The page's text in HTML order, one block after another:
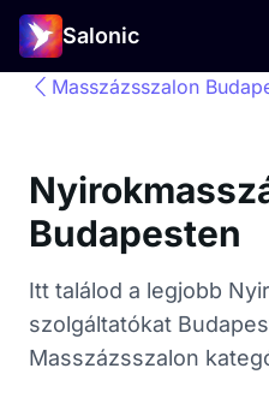
Salonic
Masszázsszalon
Budapesten
Itt találod a legjobb
szolgáltatókat
Masszázsszalon